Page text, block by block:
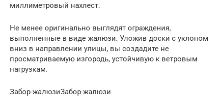
миллиметровый нахлест.
Не менее оригинально выглядят ограждения,
выполненные в виде жалюзи. Уложив доски с уклоном
вниз в направлении улицы, вы создадите не
просматриваемую изгородь, устойчивую к ветровым
нагрузкам.
Забор-жалюзиЗабор-жалюзи